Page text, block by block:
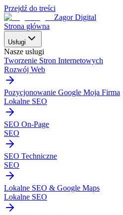
Przejdź do treści
Zagor Digital
Strona główna
Usługi
Nasze uslugi
Tworzenie Stron Internetowych
Rozwój Web
Pozycjonowanie Google Moja Firma
Lokalne SEO
SEO On-Page
SEO
SEO Techniczne
SEO
Lokalne SEO & Google Maps
Lokalne SEO